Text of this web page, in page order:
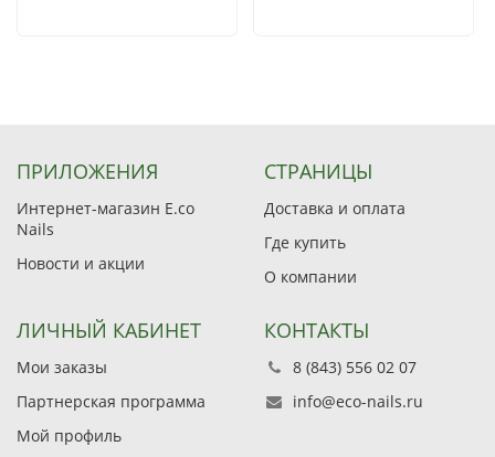
ПРИЛОЖЕНИЯ
Интернет-магазин E.co
Nails
Новости и акции
СТРАНИЦЫ
Доставка и оплата
Где купить
О компании
ЛИЧНЫЙ КАБИНЕТ
Мои заказы
Партнерская программа
Мой профиль
КОНТАКТЫ
8 (843) 556 02 07
info@eco-nails.ru